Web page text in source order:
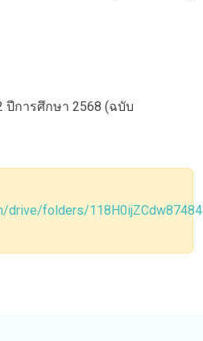
ปีการศึกษา 2568 (ฉบับ
drive/folders/